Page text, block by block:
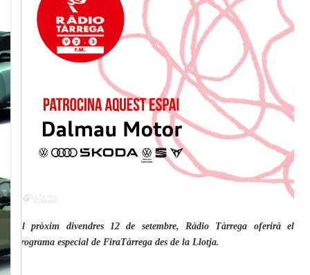
El pròxim divendres 12 de setembre, Ràdio Tàrrega oferirà el
programa especial de FiraTàrrega des de la Llotja.